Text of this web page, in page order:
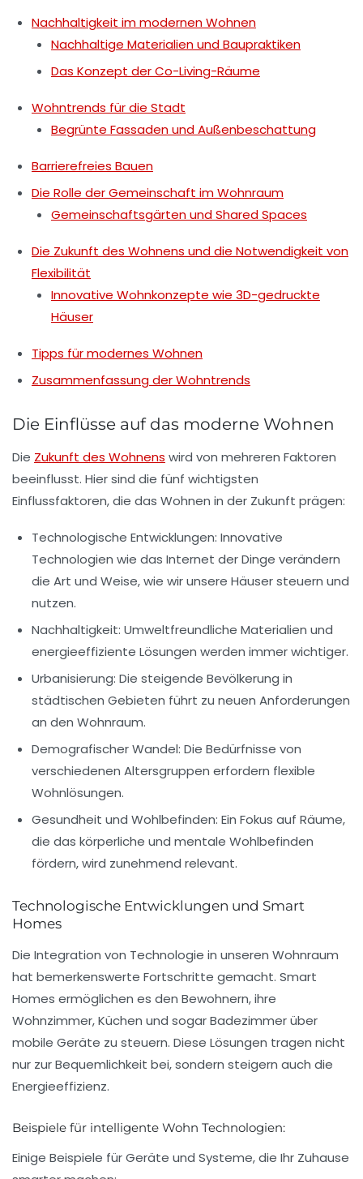
Nachhaltigkeit im modernen Wohnen
Nachhaltige Materialien und Baupraktiken
Das Konzept der Co-Living-Räume
Wohntrends für die Stadt
Begrünte Fassaden und Außenbeschattung
Barrierefreies Bauen
Die Rolle der Gemeinschaft im Wohnraum
Gemeinschaftsgärten und Shared Spaces
Die Zukunft des Wohnens und die Notwendigkeit von
Flexibilität
Innovative Wohnkonzepte wie 3D-gedruckte
Häuser
Tipps für modernes Wohnen
Zusammenfassung der Wohntrends
Die Einflüsse auf das moderne Wohnen
Die Zukunft des Wohnens wird von mehreren Faktoren
beeinflusst. Hier sind die fünf wichtigsten
Einflussfaktoren, die das Wohnen in der Zukunft prägen:
Technologische Entwicklungen: Innovative
Technologien wie das Internet der Dinge verändern
die Art und Weise, wie wir unsere Häuser steuern und
nutzen.
Nachhaltigkeit: Umweltfreundliche Materialien und
energieeffiziente Lösungen werden immer wichtiger.
Urbanisierung: Die steigende Bevölkerung in
städtischen Gebieten führt zu neuen Anforderungen
an den Wohnraum.
Demografischer Wandel: Die Bedürfnisse von
verschiedenen Altersgruppen erfordern flexible
Wohnlösungen.
Gesundheit und Wohlbefinden: Ein Fokus auf Räume,
die das körperliche und mentale Wohlbefinden
fördern, wird zunehmend relevant.
Technologische Entwicklungen und Smart
Homes
Die Integration von Technologie in unseren Wohnraum
hat bemerkenswerte Fortschritte gemacht. Smart
Homes ermöglichen es den Bewohnern, ihre
Wohnzimmer, Küchen und sogar Badezimmer über
mobile Geräte zu steuern. Diese Lösungen tragen nicht
nur zur Bequemlichkeit bei, sondern steigern auch die
Energieeffizienz.
Beispiele für intelligente Wohn Technologien:
Einige Beispiele für Geräte und Systeme, die Ihr Zuhause